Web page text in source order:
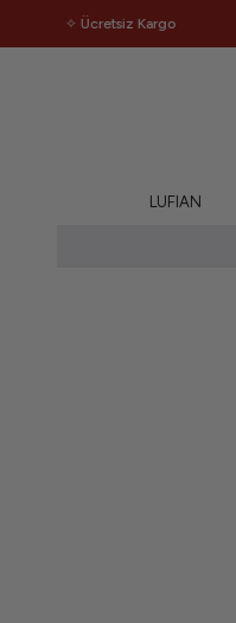
Ücretsiz Kargo
LUFIAN